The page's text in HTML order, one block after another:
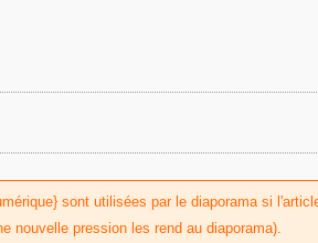
sont utilisées par le diaporama si
nouvelle pression les rend au diaporama).